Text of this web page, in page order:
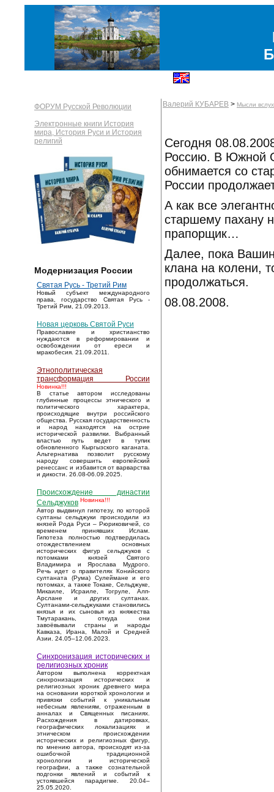
ФОРУМ Русской Революции
Электронные книги История
мира, История Руси и История
религий
Модернизация России
Святая Русь - Третий Рим
Новый субъект международного
права, государство Святая Русь -
Третий Рим, 21.09.2013.
Новая церковь Святой Руси
Православие и христианство
нуждаются в реформировании и
освобождении от ереси и
мракобесия. 21.09.2011.
Этнополитическая
трансформация России
Новинка!!!
В статье автором исследованы
глубинные процессы этнического и
политического характера,
происходящие внутри российского
общества. Русская государственность
и народ находятся на острие
исторической развилки. Выбранный
властью путь ведет в тупик
обновленного Кыргызского каганата.
Альтернатива позволит русскому
народу совершить европейский
ренессанс и избавится от варварства
и дикости. 26.08-06.09.2025.
Происхождение династии
Сельджуков Новинка!!!
Автор выдвинул гипотезу, по которой
султаны сельджуки происходили из
князей Рода Руси – Рюриковичей, со
временем принявших Ислам.
Гипотеза полностью подтвердилась
отождествлением основных
исторических фигур сельджуков с
потомками князей Святого
Владимира и Ярослава Мудрого.
Речь идет о правителях Конийского
султаната (Рума) Сулеймане и его
потомках, а также Токаке, Сельджуке,
Микаиле, Исраиле, Тогруле, Алп-
Арслане и других султанах.
Султанами-сельджуками становились
князья и их сыновья из княжества
Тмутаракань, откуда они
завоёвывали страны и народы
Кавказа, Ирана, Малой и Средней
Азии. 24.05–12.06.2023.
Синхронизация исторических и
религиозных хроник
Автором выполнена корректная
синхронизация исторических и
религиозных хроник древнего мира
на основании короткой хронологии и
привязки событий к уникальным
небесным явлениям, отраженным в
анналах и Священных писаниях.
Расхождения в датировках,
географических локализациях и
этническом происхождении
исторических и религиозных фигур,
по мнению автора, происходят из-за
ошибочной традиционной
хронологии и исторической
географии, а также сознательной
подгонки явлений и событий к
устоявшейся парадигме. 20.04–
25.05.2020.
Валерий КУБАРЕВ > Мысли вслух
Сегодня
Россию. В Южной
обнимается со
России
А как все
старшему пахану
прапорщик…
Далее, пока
клана на колени,
продолжаться.
08.08.2008.